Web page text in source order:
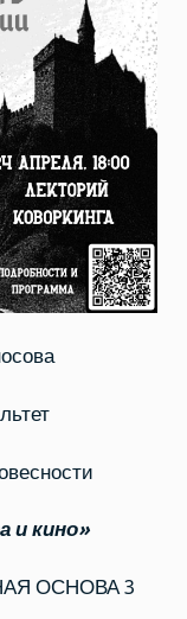
и кино»
ОСНОВА 3